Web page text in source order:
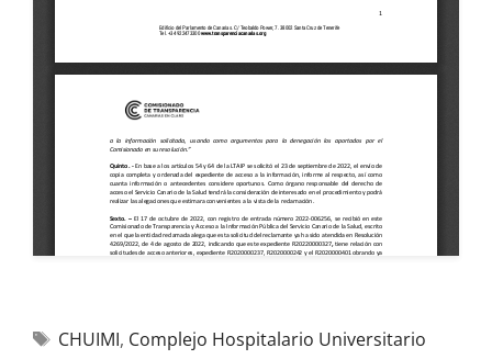
CHUIMI, Complejo Hospitalario Universitario